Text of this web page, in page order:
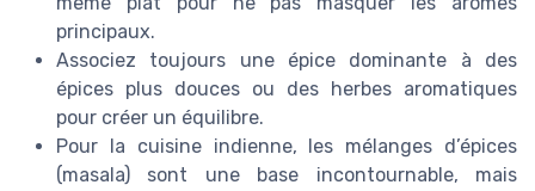
principaux.
Associez toujours une épice dominante à des
épices plus douces ou des herbes aromatiques
pour créer un équilibre.
Pour la cuisine indienne, les mélanges d’épices
(masala) sont une base incontournable, mais